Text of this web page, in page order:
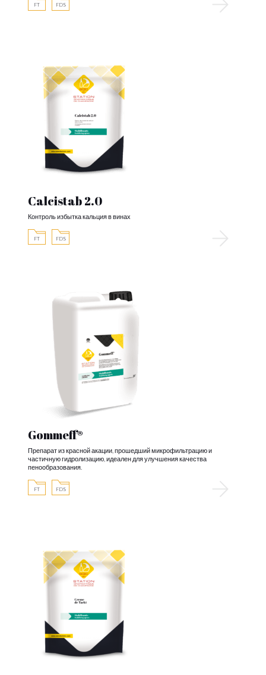
FT FDS
Calcistab 2.0
Контроль избытка кальция в винах
FT FDS
Gommeff®
Препарат из красной акации, прошедший микрофильтрацию и
частичную гидролизацию, идеален для улучшения качества
пенообразования.
FT FDS